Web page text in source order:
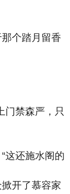
个踏月留香
门禁森严，只
这还施水阁的
开了慕容家